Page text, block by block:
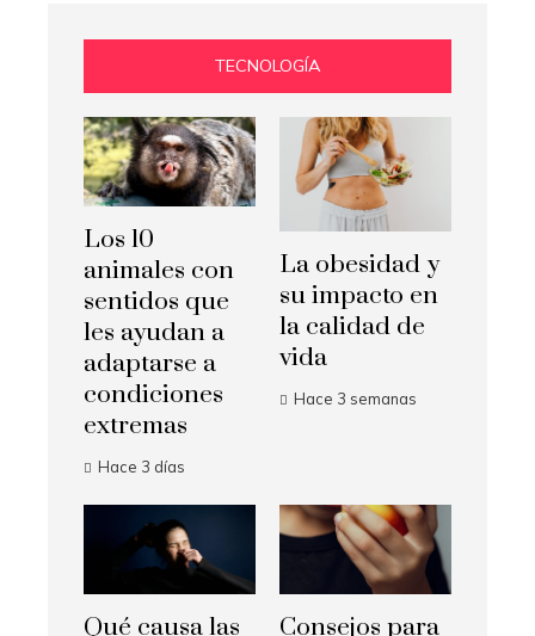
TECNOLOGÍA
Los 10
animales con
sentidos que
les ayudan a
adaptarse a
condiciones
extremas
Hace 3 días
La obesidad y
su impacto en
la calidad de
vida
Hace 3 semanas
Qué causa las
Consejos para